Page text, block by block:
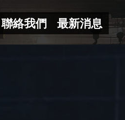
聯絡我們 最新消息